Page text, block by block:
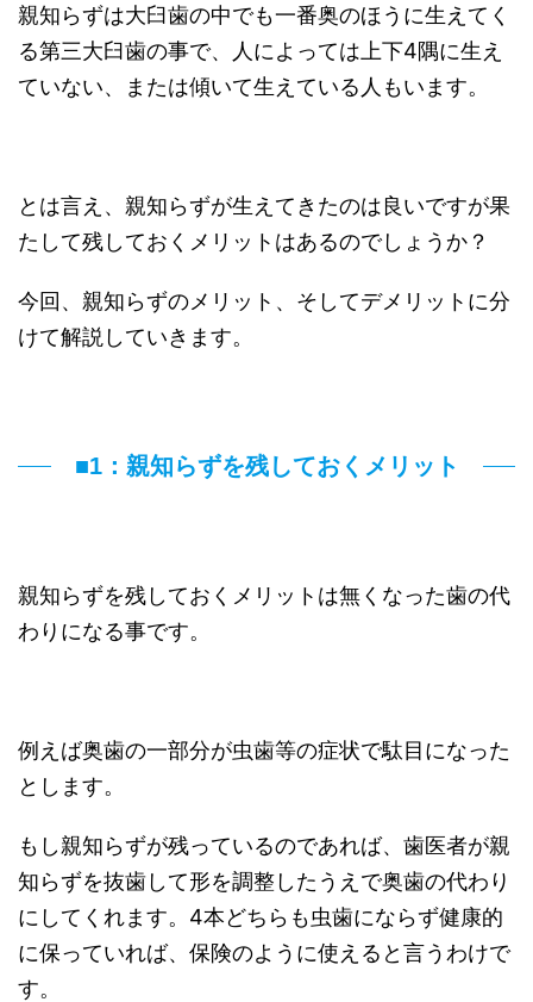
親知らずは大臼歯の中でも一番奥のほうに生えてく
る第三大臼歯の事で、人によっては上下4隅に生え
ていない、または傾いて生えている人もいます。
とは言え、親知らずが生えてきたのは良いですが果
たして残しておくメリットはあるのでしょうか？
今回、親知らずのメリット、そしてデメリットに分
けて解説していきます。
■1：親知らずを残しておくメリット
親知らずを残しておくメリットは無くなった歯の代
わりになる事です。
例えば奥歯の一部分が虫歯等の症状で駄目になった
とします。
もし親知らずが残っているのであれば、歯医者が親
知らずを抜歯して形を調整したうえで奥歯の代わり
にしてくれます。4本どちらも虫歯にならず健康的
に保っていれば、保険のように使えると言うわけで
す。